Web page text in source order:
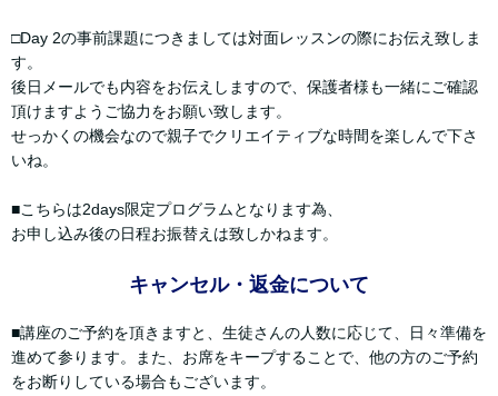
□Day 2の事前課題につきましては対面レッスンの際にお伝え致しま
す。
後日メールでも内容をお伝えしますので、保護者様も一緒にご確認
頂けますようご協力をお願い致します。
せっかくの機会なので親子でクリエイティブな時間を楽しんで下さ
いね。
■こちらは2days限定プログラムとなります為、
お申し込み後の日程お振替えは致しかねます。
キャンセル・返金について
■講座のご予約を頂きますと、生徒さんの人数に応じて、日々準備を
進めて参ります。また、お席をキープすることで、他の方のご予約
をお断りしている場合もございます。